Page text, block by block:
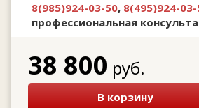
8(985)924-03-50, 8(495)924-
профессиональная
38 800 руб.
В корзину